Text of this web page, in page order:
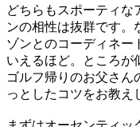
どちらもスポーティな
ンの相性は抜群です。
ゾンとのコーディネー
いえるほど。ところが
ゴルフ帰りのお父さん
っとしたコツをお教え